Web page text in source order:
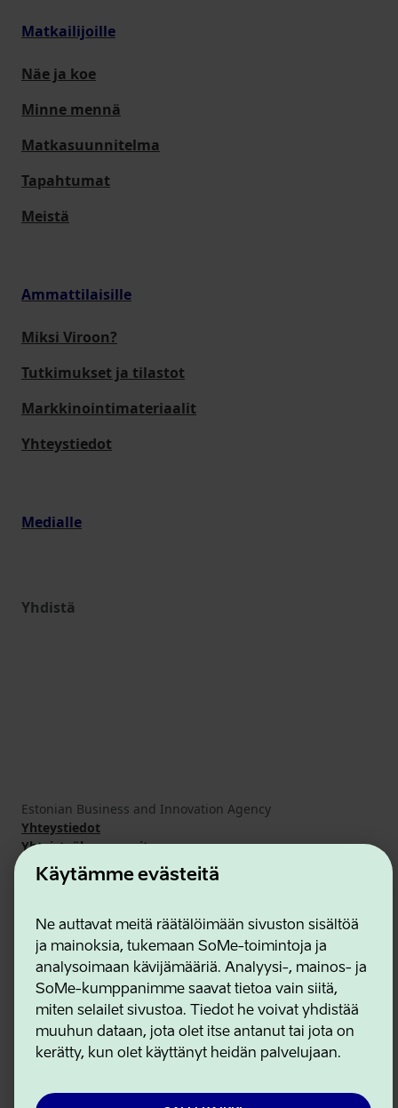
Käytämme evästeitä
Ne auttavat meitä räätälöimään sivuston sisältöä
ja mainoksia, tukemaan SoMe-toimintoja ja
analysoimaan kävijämääriä. Analyysi-, mainos- ja
SoMe-kumppanimme saavat tietoa vain siitä,
miten selailet sivustoa. Tiedot he voivat yhdistää
muuhun dataan, jota olet itse antanut tai jota on
kerätty, kun olet käyttänyt heidän palvelujaan.
Matkailijoille
Näe ja koe
Minne mennä
Matkasuunnitelma
Tapahtumat
Meistä
Ammattilaisille
Miksi Viroon?
Tutkimukset ja tilastot
Markkinointimateriaalit
Yhteystiedot
Medialle
Yhdistä
Estonian Business and Innovation Agency
Yhteystiedot
Yhteistyökumppanit
Käyttöehdot
Eväste- ja tietosuojakäytäntö